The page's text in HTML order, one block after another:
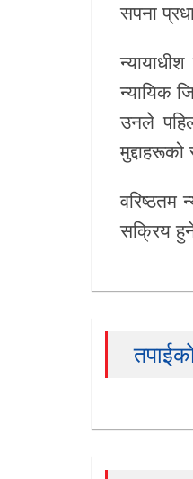
सपना
न्यायिक
उनले
वरिष्ठतम
सक्रिय